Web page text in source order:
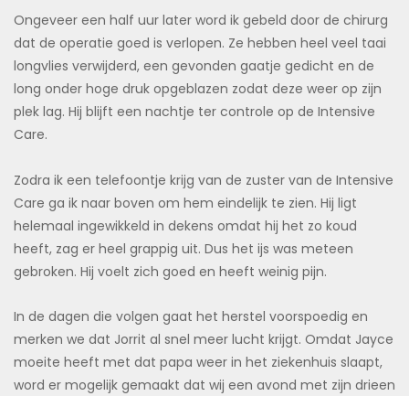
Ongeveer een half uur later word ik gebeld door de chirurg
dat de operatie goed is verlopen. Ze hebben heel veel taai
longvlies verwijderd, een gevonden gaatje gedicht en de
long onder hoge druk opgeblazen zodat deze weer op zijn
plek lag. Hij blijft een nachtje ter controle op de Intensive
Care.
Zodra ik een telefoontje krijg van de zuster van de Intensive
Care ga ik naar boven om hem eindelijk te zien. Hij ligt
helemaal ingewikkeld in dekens omdat hij het zo koud
heeft, zag er heel grappig uit. Dus het ijs was meteen
gebroken. Hij voelt zich goed en heeft weinig pijn.
In de dagen die volgen gaat het herstel voorspoedig en
merken we dat Jorrit al snel meer lucht krijgt. Omdat Jayce
moeite heeft met dat papa weer in het ziekenhuis slaapt,
word er mogelijk gemaakt dat wij een avond met zijn drieen